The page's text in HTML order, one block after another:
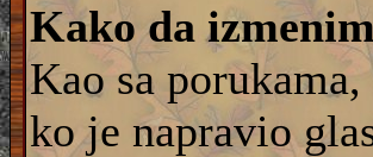
Kako da
Kao sa
ko je napravio